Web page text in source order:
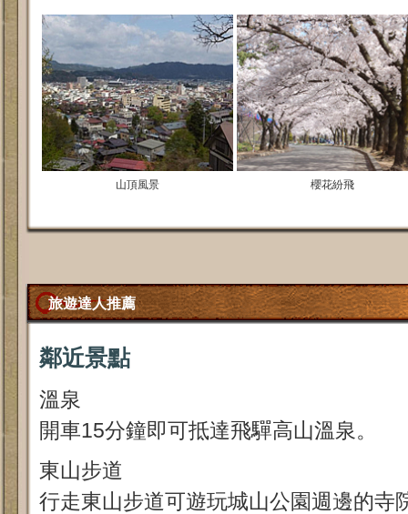
山頂風景 櫻花紛飛
旅遊達人推薦
鄰近景點
溫泉
開車15分鐘即可抵達飛驒高山溫泉。
東山步道
行走東山步道可遊玩城山公園週邊的寺